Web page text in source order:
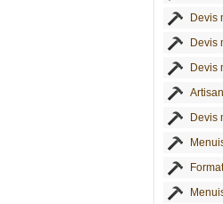
Devis
Devis
Devis
Devis